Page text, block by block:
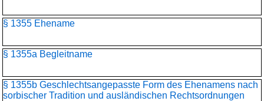
§ 1355 Ehename
§ 1355a Begleitname
§ 1355b Geschlechtsangepasste Form des Ehenamens nach
sorbischer Tradition und ausländischen Rechtsordnungen